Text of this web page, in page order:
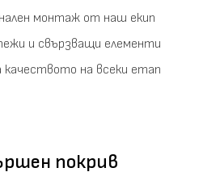
монтаж от наш екип
и свързващи елементи
качеството на всеки етап
покрив